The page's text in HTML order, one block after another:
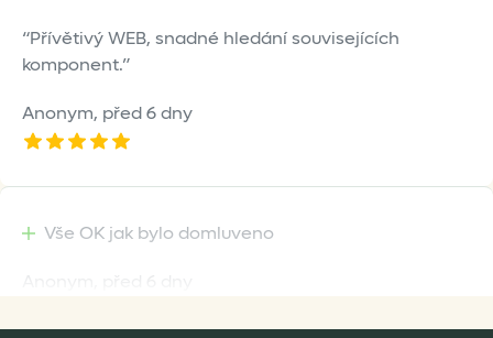
Přívětivý WEB, snadné hledání souvisejících
komponent.
Anonym, před 6 dny
Vše OK jak bylo domluveno